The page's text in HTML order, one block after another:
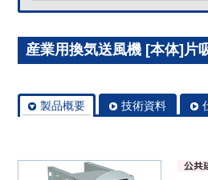
産業用換気送風機 [本体]片
製品概要 技術資料